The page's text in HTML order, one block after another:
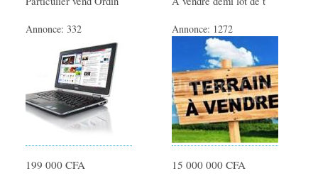
Annonce: 332
199 000 CFA
Annonce: 1272
15 000 000 CFA